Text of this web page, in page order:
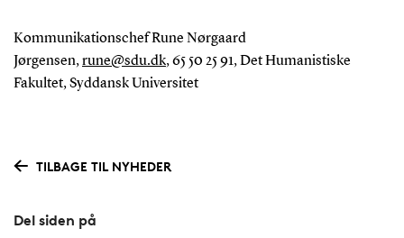
Kommunikationschef Rune Nørgaard
Jørgensen,rune@sdu.dk, 65 50 25 91, Det Humanistiske
Fakultet, Syddansk Universitet
TILBAGE TIL NYHEDER
Del siden på